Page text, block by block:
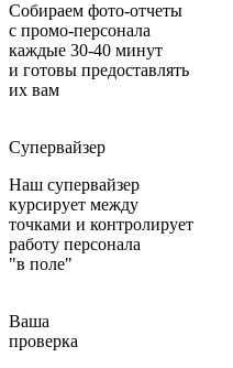
Собираем фото-отчеты
с промо-персонала
каждые 30-40 минут
и готовы предоставлять
их вам
Супервайзер
Наш супервайзер
курсирует между
точками и контролирует
работу персонала
"в поле"
Ваша
проверка